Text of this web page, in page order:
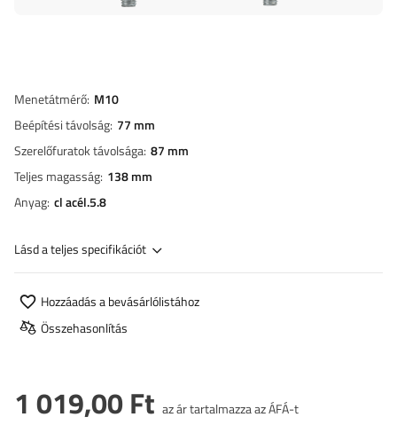
Menetátmérő M10
Beépítési távolság 77 mm
Szerelőfuratok távolsága 87 mm
Teljes magasság 138 mm
Anyag cl acél.5.8
Lásd a teljes specifikációt
Hozzáadás a bevásárlólistához
Összehasonlítás
1 019,00 Ft az ár tartalmazza az ÁFÁ-t